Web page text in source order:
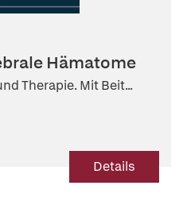
Hämatome
Therapie. Mit Beit...
Details